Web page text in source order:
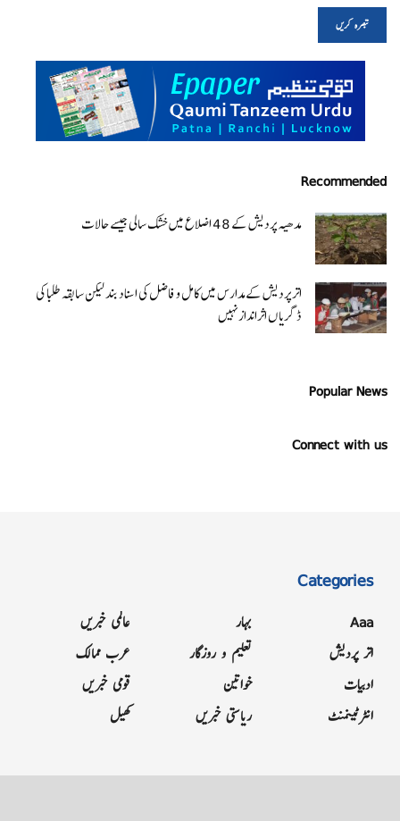
Recommended
مدھیہ پردیش کے 48 اضلاع میں خشک سالی جیسے حالات
اتر پردیش کےمدارس میں کامل و فاضل کی اسناد بند لیکن سابقہ طلبا کی
ڈگریا ں اثرانداز نہیں
Popular News
Connect with us
Categories
Aaa
اتر پردیش
ادبیات
انٹرٹینمنٹ
بہار
تعلیم و روزگار
خواتین
ریاستی خبریں
عالمی خبریں
عرب ممالک
قومی خبریں
کھیل